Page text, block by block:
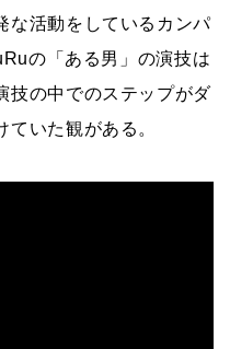
な活動をしているカンパ
の「ある男」の演技は
技の中でのステップがダ
いた観がある。